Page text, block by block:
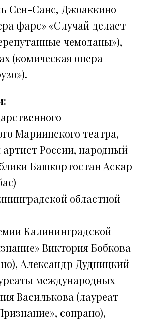
Сен-Санс, Джоаккино
фарс» «Случай делает
чемоданы»),
(комическая опера
Мариинского театра,
России, народный
Башкортостан Аскар
областной
Калининградской
Виктория Бобкова
Александр Дудницкий
международных
Василькова (лауреат
сопрано),